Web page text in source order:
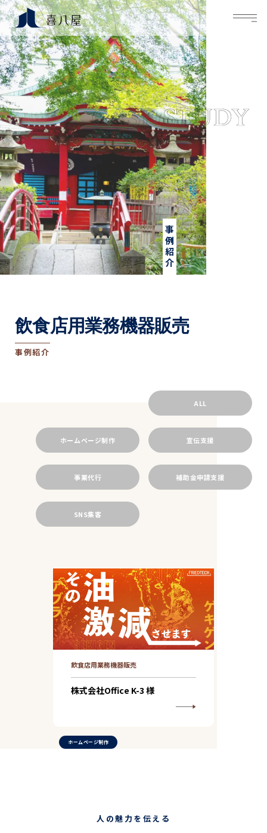
事例紹介
飲食店用業務機器販売
事例紹介
ALL
ホームページ制作 宣伝支援
事業代行 補助金申請支援
SNS集客
株式会社Office K-3 様
飲食店用業務機器販売
ホームページ制作
人の魅力を伝える